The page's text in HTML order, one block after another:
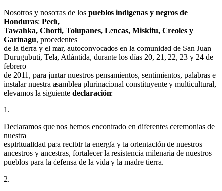
Nosotros y nosotras de los pueblos indígenas y negros de
Honduras: Pech,
Tawahka, Chorti, Tolupanes, Lencas, Miskitu, Creoles y
Garínagu, procedentes
de la tierra y el mar, autoconvocados en la comunidad de San Juan
Durugubuti, Tela, Atlántida, durante los días 20, 21, 22, 23 y 24 de
febrero
de 2011, para juntar nuestros pensamientos, sentimientos, palabras e
instalar nuestra asamblea plurinacional constituyente y multicultural,
elevamos la siguiente declaración:
1.
Declaramos que nos hemos encontrado en diferentes ceremonias de
nuestra
espiritualidad para recibir la energía y la orientación de nuestros
ancestros y ancestras, fortalecer la resistencia milenaria de nuestros
pueblos para la defensa de la vida y la madre tierra.
2.